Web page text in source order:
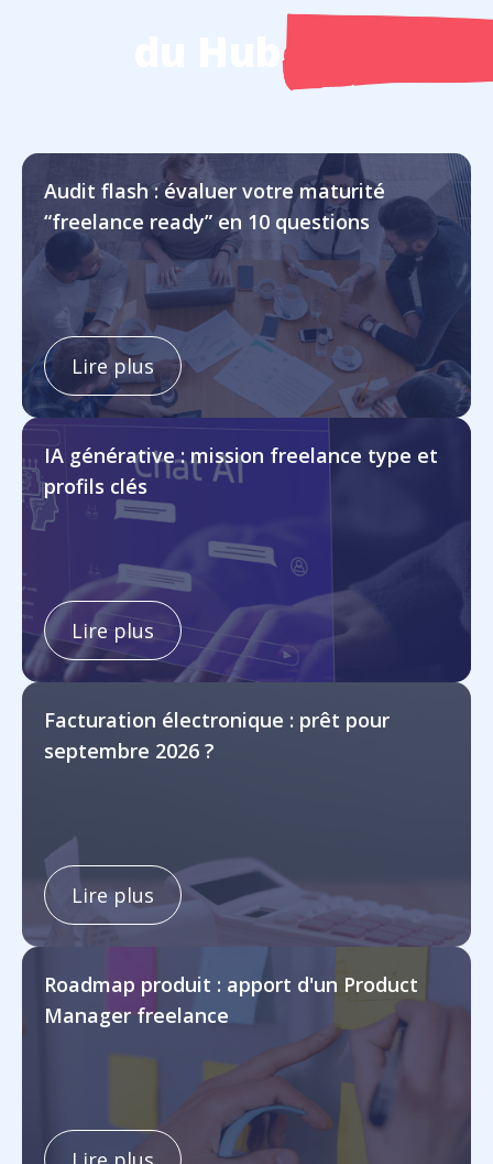
Audit flash : évaluer votre maturité
“freelance ready” en 10 questions
Lire plus
IA générative : mission freelance type et
profils clés
Lire plus
Facturation électronique : prêt pour
septembre 2026 ?
Lire plus
Roadmap produit : apport d'un Product
Manager freelance